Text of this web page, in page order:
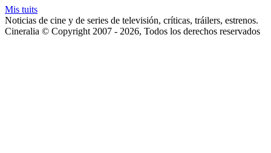
Mis tuits
Noticias de cine y de series de televisión, críticas, tráilers, estrenos.
Cineralia © Copyright 2007 - 2026, Todos los derechos reservados